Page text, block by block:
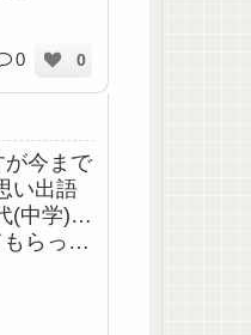
0 0
が今まで
い出語
(中学)…
らった